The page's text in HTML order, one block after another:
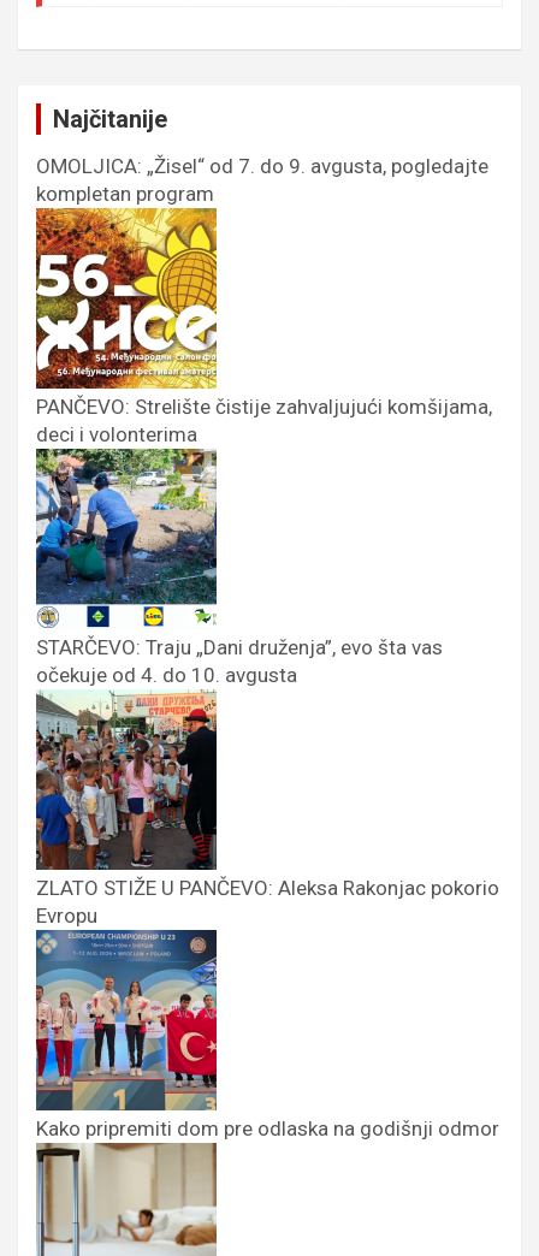
Najčitanije
OMOLJICA: „Žisel“ od 7. do 9. avgusta, pogledajte
kompletan program
PANČEVO: Strelište čistije zahvaljujući komšijama,
deci i volonterima
STARČEVO: Traju „Dani druženja”, evo šta vas
očekuje od 4. do 10. avgusta
ZLATO STIŽE U PANČEVO: Aleksa Rakonjac pokorio
Evropu
Kako pripremiti dom pre odlaska na godišnji odmor